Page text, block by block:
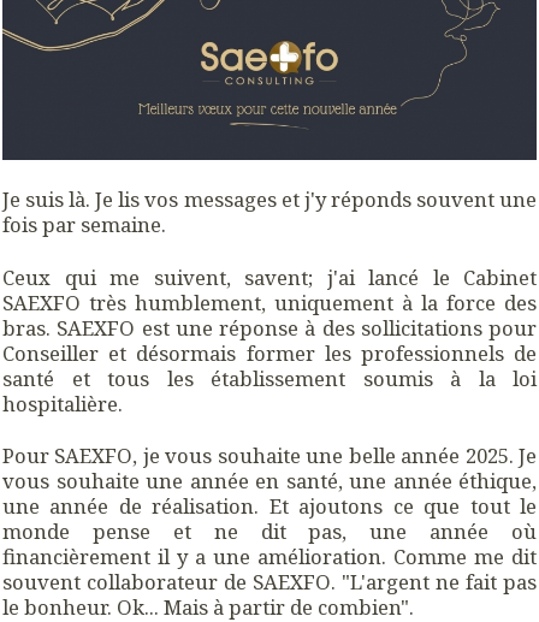
Je suis là. Je lis vos messages et j'y réponds souvent une
fois par semaine.
Ceux qui me suivent, savent; j'ai lancé le Cabinet
SAEXFO très humblement, uniquement à la force des
bras. SAEXFO est une réponse à des sollicitations pour
Conseiller et désormais former les professionnels de
santé et tous les établissement soumis à la loi
hospitalière.
Pour SAEXFO, je vous souhaite une belle année 2025. Je
vous souhaite une année en santé, une année éthique,
une année de réalisation. Et ajoutons ce que tout le
monde pense et ne dit pas, une année où
financièrement il y a une amélioration. Comme me dit
souvent collaborateur de SAEXFO. "L'argent ne fait pas
le bonheur. Ok... Mais à partir de combien".